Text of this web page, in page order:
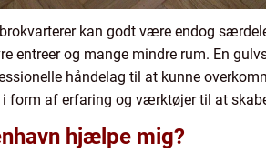
kan godt være endog
og mange mindre rum. En
håndelag til at kunne
af erfaring og værktøjer til at
hjælpe mig?